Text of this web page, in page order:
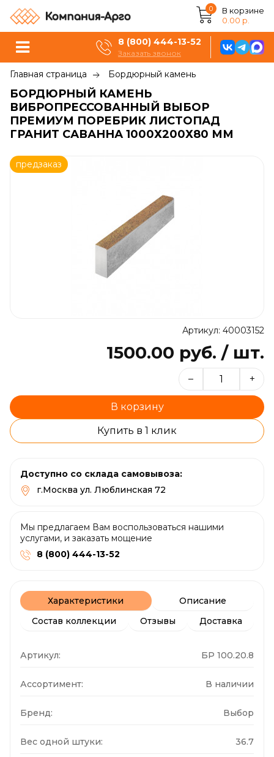
0
В корзине
0.00 р.
8 (800) 444-13-52
Заказать звонок
Главная страница Бордюрный камень
БОРДЮРНЫЙ КАМЕНЬ
ВИБРОПРЕССОВАННЫЙ ВЫБОР
ПРЕМИУМ ПОРЕБРИК ЛИСТОПАД
ГРАНИТ САВАННА 1000Х200Х80 ММ
предзаказ
Артикул: 40003152
1500.00 руб. / шт.
– +
В корзину
Купить в 1 клик
Доступно со склада самовывоза:
г.Москва ул. Люблинская 72
Мы предлагаем Вам воспользоваться нашими
услугами, и заказать мощение
8 (800) 444-13-52
Характеристики
Описание
Состав коллекции
Отзывы Доставка
Артикул: БР 100.20.8
Ассортимент: В наличии
Бренд: Выбор
Вес одной штуки: 36.7